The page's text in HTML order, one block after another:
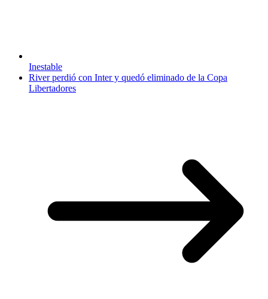
Inestable
River perdió con Inter y quedó eliminado de la Copa
Libertadores